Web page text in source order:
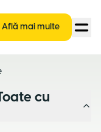
Află mai multe
cu